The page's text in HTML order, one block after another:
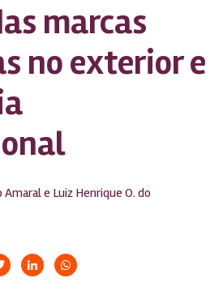
marcas
no exterior e
e Luiz Henrique O. do